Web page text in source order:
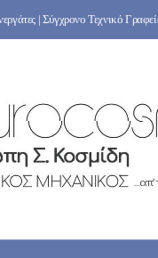
| Σύγχρονο Τεχνικό